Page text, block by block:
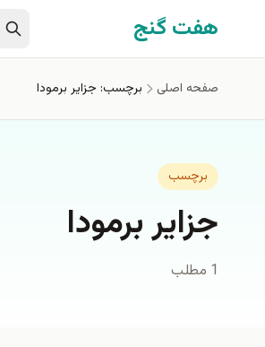
رفتن به محتوای اصلی
هفت گنج
صفحه اصلی برچسب: جزایر برمودا
برچسب
جزایر برمودا
1 مطلب